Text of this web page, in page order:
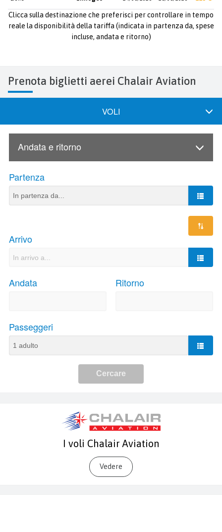
Clicca sulla destinazione che preferisci per controllare in tempo
reale la disponibilità della tariffa (indicata in partenza da, spese
incluse, andata e ritorno)
Prenota biglietti aerei Chalair Aviation
I voli Chalair Aviation
Vedere